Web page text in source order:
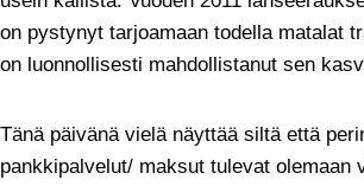
on pystynyt tarjoamaan todella matalat
on luonnollisesti mahdollistanut sen
Tänä päivänä vielä näyttää siltä että
pankkipalvelut/ maksut tulevat olemaan